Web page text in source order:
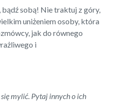
bądź sobą! Nie traktuj z góry,
uniżeniem osoby, która
jak do równego
i
mylić. Pytaj innych o ich